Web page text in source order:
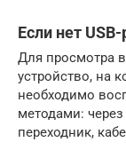
Если нет
Для просмотра
устройство, на
необходимо
методами: через
переходник,